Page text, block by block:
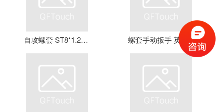
自攻螺套 ST8*1.25*16 钢丝螺套 牙套 护套 元亨机械